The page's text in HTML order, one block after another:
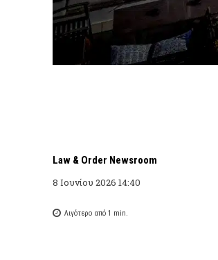
Law & Order Newsroom
8 Ιουνίου 2026 14:40
Λιγότερο από 1 min.